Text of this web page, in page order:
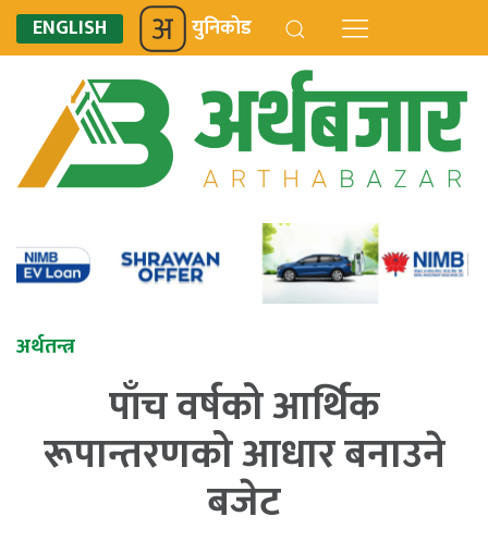
ENGLISH युनिकोड
अर्थतन्त्र
पाँच वर्षको आर्थिक
रूपान्तरणको आधार बनाउने
बजेट